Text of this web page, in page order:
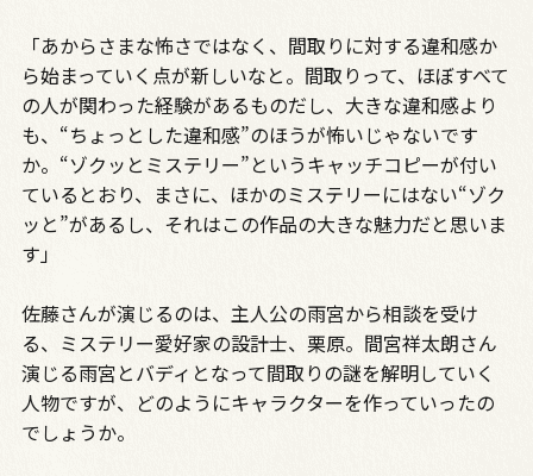
「あからさまな怖さではなく、間取りに対する違和感か
ら始まっていく点が新しいなと。間取りって、ほぼすべて
の人が関わった経験があるものだし、大きな違和感より
も、“ちょっとした違和感”のほうが怖いじゃないです
か。“ゾクッとミステリー”というキャッチコピーが付い
ているとおり、まさに、ほかのミステリーにはない“ゾク
ッと”があるし、それはこの作品の大きな魅力だと思いま
す」
佐藤さんが演じるのは、主人公の雨宮から相談を受け
る、ミステリー愛好家の設計士、栗原。間宮祥太朗さん
演じる雨宮とバディとなって間取りの謎を解明していく
人物ですが、どのようにキャラクターを作っていったの
でしょうか。